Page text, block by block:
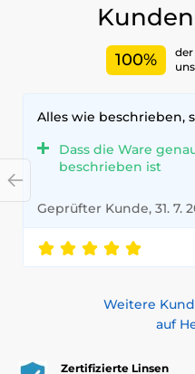
100%
Alles wie beschrieben,
Dass die Ware
beschrieben ist
Geprüfter Kunde, 31. 7.
Weitere
auf
Zertifizierte Linsen